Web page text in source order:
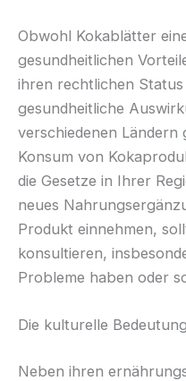
Obwohl Kokablätter
gesundheitlichen
ihren rechtlichen
gesundheitliche
verschiedenen
Konsum von
die Gesetze in Ihrer
neues
Produkt einnehmen,
konsultieren,
Probleme haben oder
Die kulturelle
Neben ihren